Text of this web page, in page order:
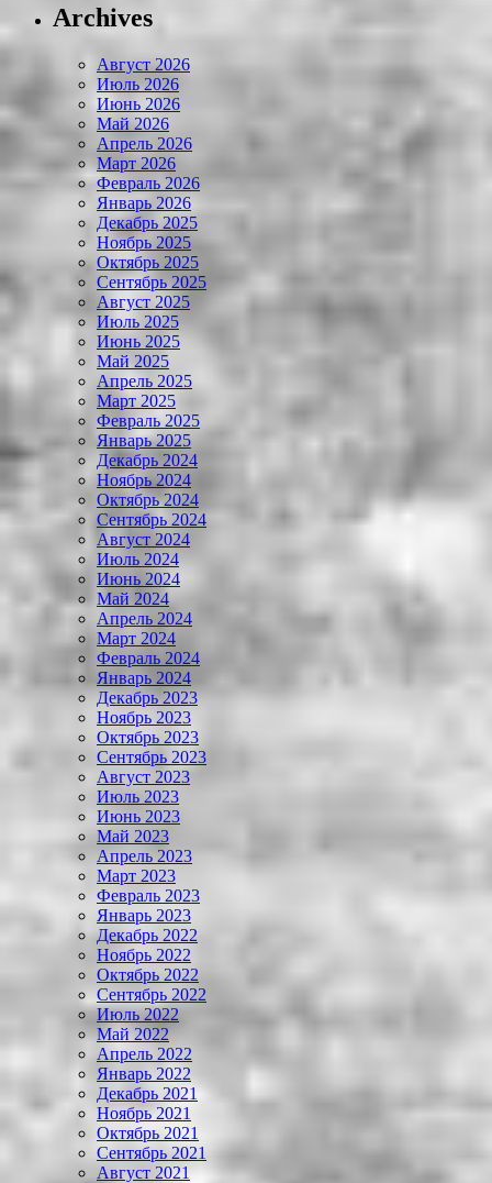
Archives
Август 2026
Июль 2026
Июнь 2026
Май 2026
Апрель 2026
Март 2026
Февраль 2026
Январь 2026
Декабрь 2025
Ноябрь 2025
Октябрь 2025
Сентябрь 2025
Август 2025
Июль 2025
Июнь 2025
Май 2025
Апрель 2025
Март 2025
Февраль 2025
Январь 2025
Декабрь 2024
Ноябрь 2024
Октябрь 2024
Сентябрь 2024
Август 2024
Июль 2024
Июнь 2024
Май 2024
Апрель 2024
Март 2024
Февраль 2024
Январь 2024
Декабрь 2023
Ноябрь 2023
Октябрь 2023
Сентябрь 2023
Август 2023
Июль 2023
Июнь 2023
Май 2023
Апрель 2023
Март 2023
Февраль 2023
Январь 2023
Декабрь 2022
Ноябрь 2022
Октябрь 2022
Сентябрь 2022
Июль 2022
Май 2022
Апрель 2022
Январь 2022
Декабрь 2021
Ноябрь 2021
Октябрь 2021
Сентябрь 2021
Август 2021